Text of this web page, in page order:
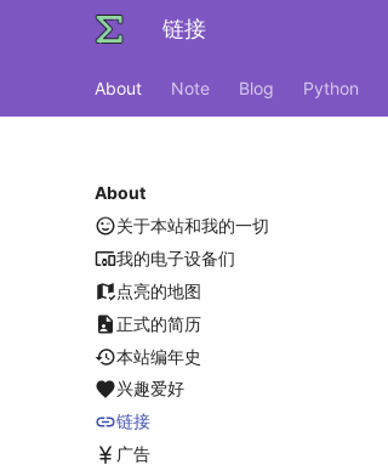
链接
About Note Blog Python
About
关于本站和我的一切
我的电子设备们
点亮的地图
正式的简历
本站编年史
兴趣爱好
链接
广告